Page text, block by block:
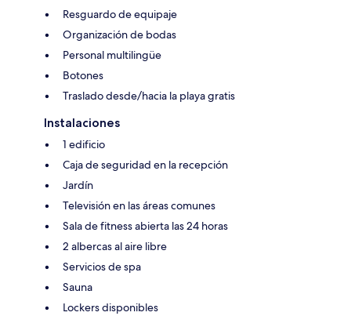
Resguardo de equipaje
Organización de bodas
Personal multilingüe
Botones
Traslado desde/hacia la playa gratis
Instalaciones
1 edificio
Caja de seguridad en la recepción
Jardín
Televisión en las áreas comunes
Sala de fitness abierta las 24 horas
2 albercas al aire libre
Servicios de spa
Sauna
Lockers disponibles